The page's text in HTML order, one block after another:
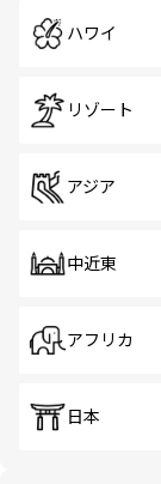
ハワイ
リゾート
アジア
中近東
アフリカ
日本